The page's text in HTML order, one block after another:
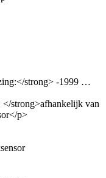
strong> -1999 …
</strong>afhankelijk van
p>